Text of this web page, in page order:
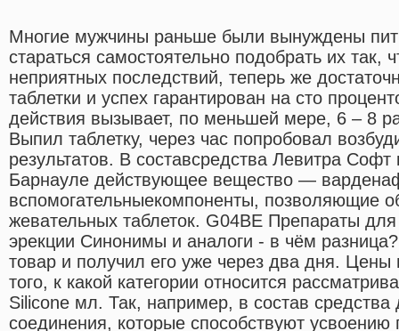
Многие мужчины раньше были вынуждены
стараться самостоятельно подобрать их так,
неприятных последствий, теперь же
таблетки и успех гарантирован на сто
действия вызывает, по меньшей мере, 6 – 8
Выпил таблетку, через час попробовал
результатов. В составсредства Левитра Софт
Барнауле действующее вещество —
вспомогательныекомпоненты, позволяющие
жевательных таблеток. G04BE Препараты
эрекции Cинонимы и аналоги - в чём
товар и получил его уже через два дня.
того, к какой категории относится
Silicone мл. Так, например, в состав
соединения, которые способствуют усвоению